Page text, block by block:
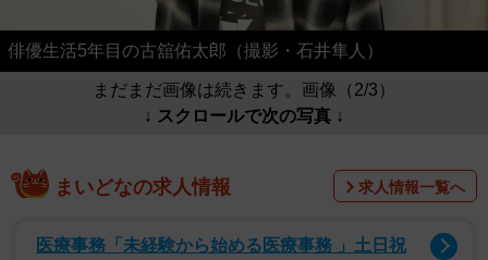
俳優生活5年目の古舘佑太郎（撮影・石井隼人）
まだまだ画像は続きます。画像（2/3）
↓ スクロールで次の写真 ↓
まいどなの求人情報 求人情報一覧へ
医療事務「未経験から始める医療事務 」土日祝